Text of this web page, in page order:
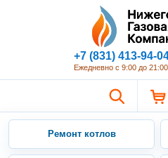
+7 (831) 413-94-
Ежедневно с 9:00 до 21:00
Ремонт котлов